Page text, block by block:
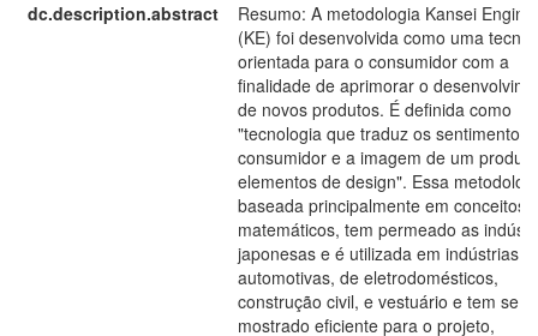
dc.description.abstract
Resumo: A metodologia Kansei
(KE) foi desenvolvida como uma
orientada para o consumidor com a
finalidade de aprimorar o
de novos produtos. É definida como
"tecnologia que traduz os sentimentos
consumidor e a imagem de um
elementos de design". Essa
baseada principalmente em conceitos
matemáticos, tem permeado as
japonesas e é utilizada em indústrias
automotivas, de eletrodomésticos,
construção civil, e vestuário e tem se
mostrado eficiente para o projeto,